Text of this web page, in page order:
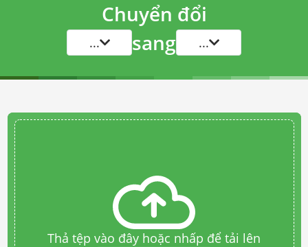
Chuyển đổi
... sang ...
Thả tệp vào đây hoặc nhấp để tải lên